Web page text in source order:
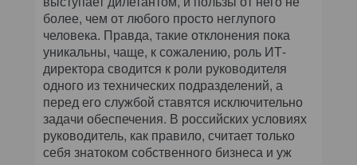
более, чем от любого просто неглупого
человека. Правда, такие отклонения пока
уникальны, чаще, к сожалению, роль ИТ-
директора сводится к роли руководителя
одного из технических подразделений, а
перед его службой ставятся исключительно
задачи обеспечения. В российских условиях
руководитель, как правило, считает только
себя знатоком собственного бизнеса и уж